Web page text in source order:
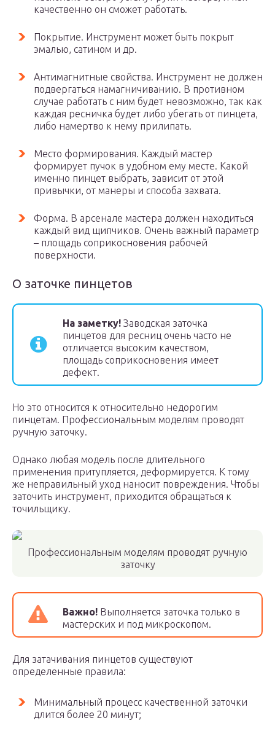
качественно он сможет работать.
Покрытие. Инструмент может быть покрыт
эмалью, сатином и др.
Антимагнитные свойства. Инструмент не должен
подвергаться намагничиванию. В противном
случае работать с ним будет невозможно, так как
каждая ресничка будет либо убегать от пинцета,
либо намертво к нему прилипать.
Место формирования. Каждый мастер
формирует пучок в удобном ему месте. Какой
именно пинцет выбрать, зависит от этой
привычки, от манеры и способа захвата.
Форма. В арсенале мастера должен находиться
каждый вид щипчиков. Очень важный параметр
– площадь соприкосновения рабочей
поверхности.
О заточке пинцетов
На заметку! Заводская заточка
пинцетов для ресниц очень часто не
отличается высоким качеством,
площадь соприкосновения имеет
дефект.
Но это относится к относительно недорогим
пинцетам. Профессиональным моделям проводят
ручную заточку.
Однако любая модель после длительного
применения притупляется, деформируется. К тому
же неправильный уход наносит повреждения. Чтобы
заточить инструмент, приходится обращаться к
точильщику.
Профессиональным моделям проводят ручную
заточку
Важно! Выполняется заточка только в
мастерских и под микроскопом.
Для затачивания пинцетов существуют
определенные правила:
Минимальный процесс качественной заточки
длится более 20 минут;